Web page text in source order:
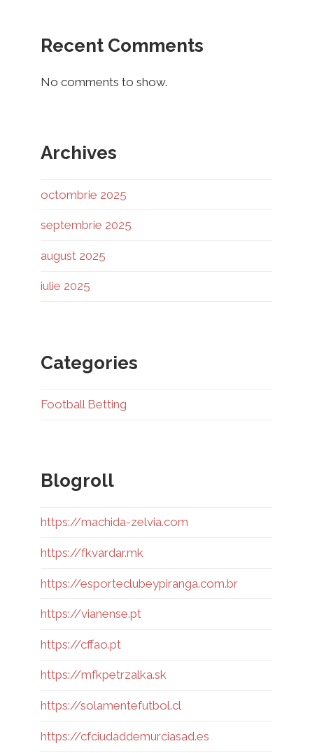
Recent Comments
No comments to show.
Archives
octombrie 2025
septembrie 2025
august 2025
iulie 2025
Categories
Football Betting
Blogroll
https://machida-zelvia.com
https://fkvardar.mk
https://esporteclubeypiranga.com.br
https://vianense.pt
https://cffao.pt
https://mfkpetrzalka.sk
https://solamentefutbol.cl
https://cfciudaddemurciasad.es